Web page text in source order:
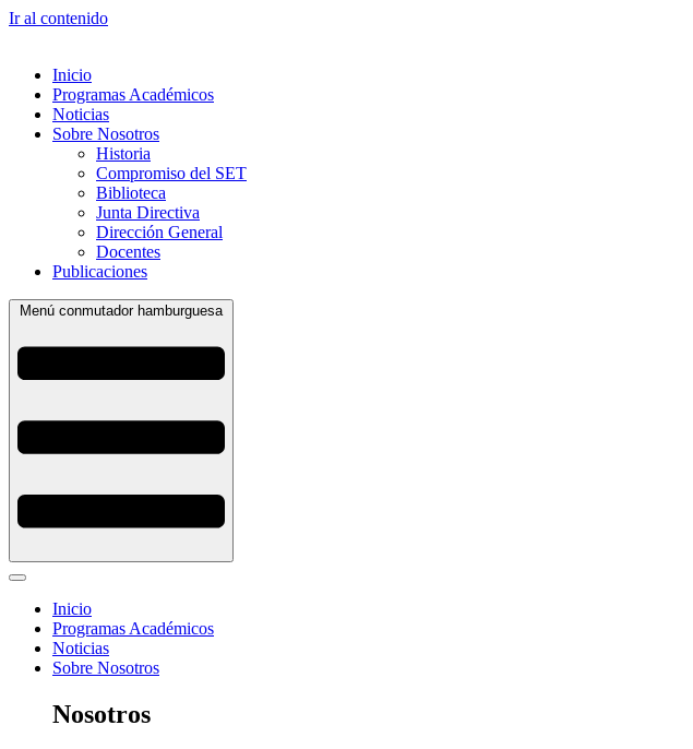
Ir al contenido
Inicio
Programas Académicos
Noticias
Sobre Nosotros
Historia
Compromiso del SET
Biblioteca
Junta Directiva
Dirección General
Docentes
Publicaciones
Menú conmutador hamburguesa
Inicio
Programas Académicos
Noticias
Sobre Nosotros
Nosotros